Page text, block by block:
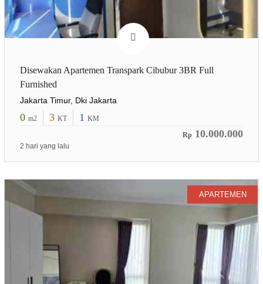
Disewakan Apartemen Transpark Cibubur 3BR Full
Furnished
Jakarta Timur, Dki Jakarta
0 m2 3 KT 1 KM
Rp 10.000.000
2 hari yang lalu
APARTEMEN